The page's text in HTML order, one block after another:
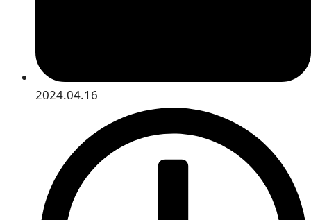
2024.04.16